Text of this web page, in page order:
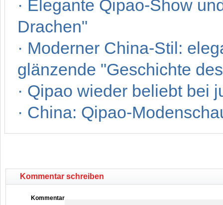
· Elegante Qipao-Show
Drachen"
· Moderner China-Stil:
glänzende "Geschichte
· Qipao wieder beliebt bei
· China: Qipao-
Kommentar schreiben
Kommentar